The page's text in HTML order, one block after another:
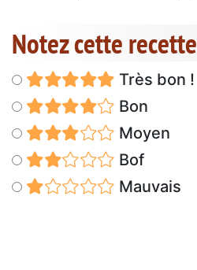
Notez cette recette
Très bon !
Bon
Moyen
Bof
Mauvais